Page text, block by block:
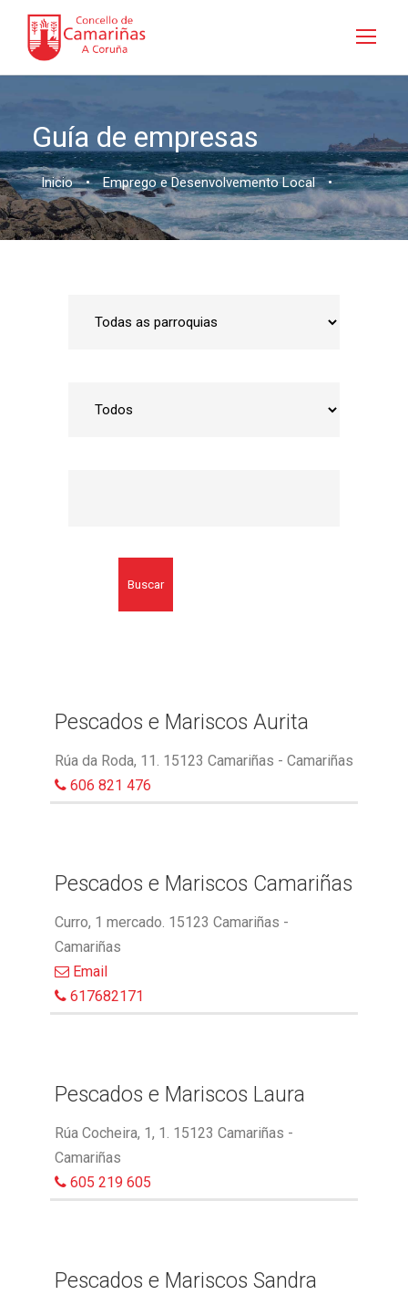
Guía de empresas
Inicio • Emprego e Desenvolvemento Local •
Buscar
Pescados e Mariscos Aurita
Rúa da Roda, 11. 15123 Camariñas - Camariñas
606 821 476
Pescados e Mariscos Camariñas
Curro, 1 mercado. 15123 Camariñas -
Camariñas
Email
617682171
Pescados e Mariscos Laura
Rúa Cocheira, 1, 1. 15123 Camariñas -
Camariñas
605 219 605
Pescados e Mariscos Sandra